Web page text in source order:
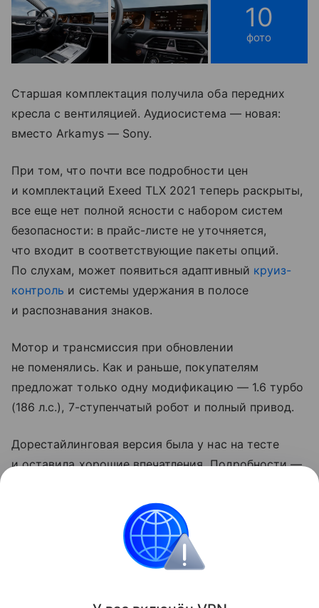
10
фото
Старшая комплектация получила оба передних
кресла с вентиляцией. Аудиосистема — новая:
вместо Arkamys — Sony.
При том, что почти все подробности цен
и комплектаций Exeed TLX 2021 теперь раскрыты,
все еще нет полной ясности с набором систем
безопасности: в прайс-листе не уточняется,
что входит в соответствующие пакеты опций.
По слухам, может появиться адаптивный круиз-
контроль и системы удержания в полосе
и распознавания знаков.
Мотор и трансмиссия при обновлении
не поменялись. Как и раньше, покупателям
предложат только одну модификацию — 1.6 турбо
(186 л.с.), 7-ступенчатый робот и полный привод.
Дорестайлинговая версия была у нас на тесте
и оставила хорошие впечатления. Подробности —
».
Контент недоступен